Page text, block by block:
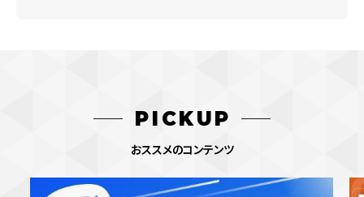
PICKUP
おススメのコンテンツ